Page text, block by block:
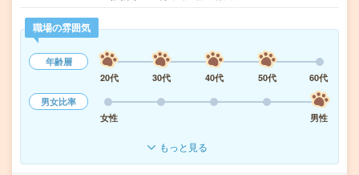
職場の雰囲気
年齢層
20代
30代 40代 50代
60代
男女比率
女性
男性
もっと見る